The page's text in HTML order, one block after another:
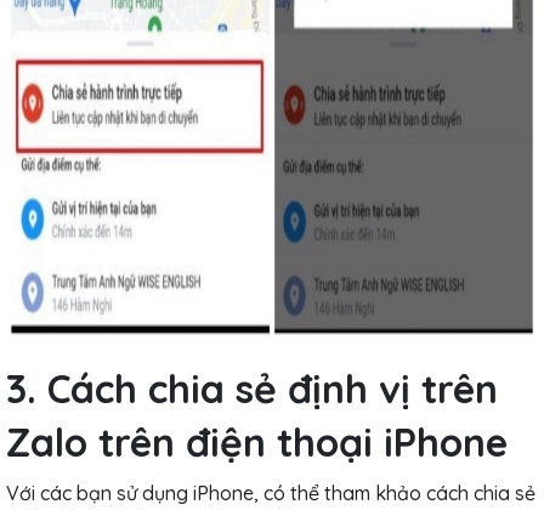
3. Cách chia sẻ định vị trên
Zalo trên điện thoại iPhone
Với các bạn sử dụng iPhone, có thể tham khảo cách chia sẻ